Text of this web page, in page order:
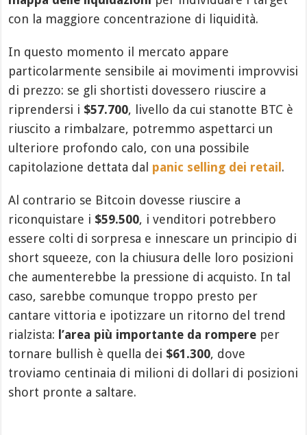
con la maggiore concentrazione di liquidità.
In questo momento il mercato appare
particolarmente sensibile ai movimenti improvvisi
di prezzo: se gli shortisti dovessero riuscire a
riprendersi i $57.700, livello da cui stanotte BTC è
riuscito a rimbalzare, potremmo aspettarci un
ulteriore profondo calo, con una possibile
capitolazione dettata dal panic selling dei retail.
Al contrario se Bitcoin dovesse riuscire a
riconquistare i $59.500, i venditori potrebbero
essere colti di sorpresa e innescare un principio di
short squeeze, con la chiusura delle loro posizioni
che aumenterebbe la pressione di acquisto. In tal
caso, sarebbe comunque troppo presto per
cantare vittoria e ipotizzare un ritorno del trend
rialzista: l’area più importante da rompere per
tornare bullish è quella dei $61.300, dove
troviamo centinaia di milioni di dollari di posizioni
short pronte a saltare.